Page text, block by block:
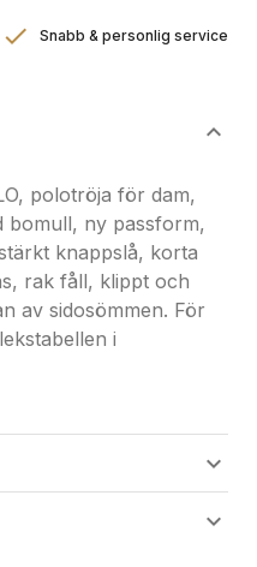
Snabb & personlig service
polotröja för dam,
bomull, ny passform,
knappslå, korta
rak fåll, klippt och
av sidosömmen. För
i